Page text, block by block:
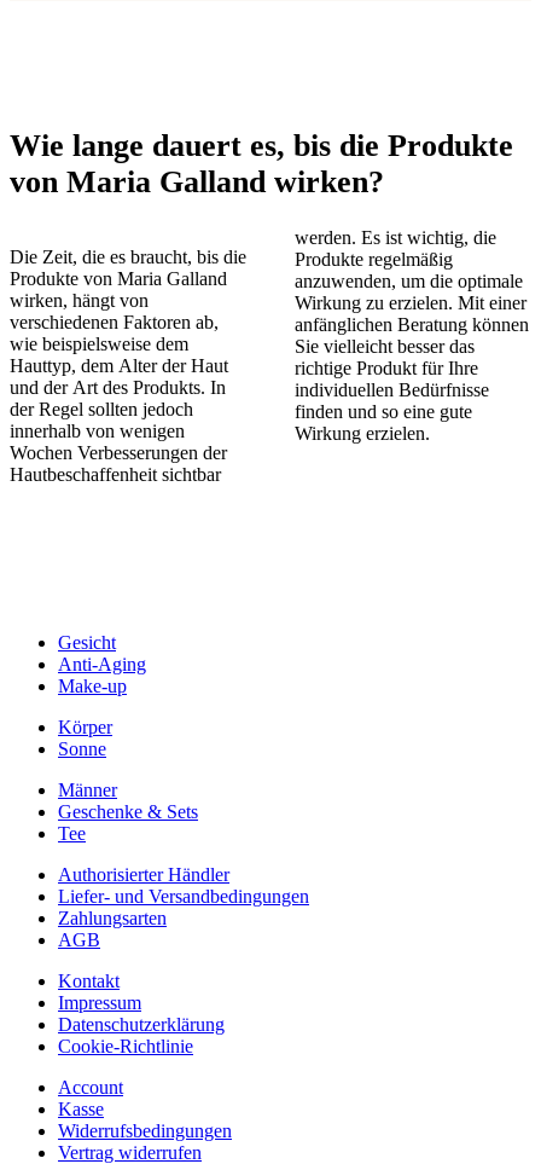
Wie lange dauert es, bis die Produkte
von Maria Galland wirken?
Die Zeit, die es braucht, bis die
Produkte von Maria Galland
wirken, hängt von
verschiedenen Faktoren ab,
wie beispielsweise dem
Hauttyp, dem Alter der Haut
und der Art des Produkts. In
der Regel sollten jedoch
innerhalb von wenigen
Wochen Verbesserungen der
Hautbeschaffenheit sichtbar
werden. Es ist wichtig, die
Produkte regelmäßig
anzuwenden, um die optimale
Wirkung zu erzielen. Mit einer
anfänglichen Beratung können
Sie vielleicht besser das
richtige Produkt für Ihre
individuellen Bedürfnisse
finden und so eine gute
Wirkung erzielen.
Gesicht
Anti-Aging
Make-up
Körper
Sonne
Männer
Geschenke & Sets
Tee
Authorisierter Händler
Liefer- und Versandbedingungen
Zahlungsarten
AGB
Kontakt
Impressum
Datenschutzerklärung
Cookie-Richtlinie
Account
Kasse
Widerrufsbedingungen
Vertrag widerrufen